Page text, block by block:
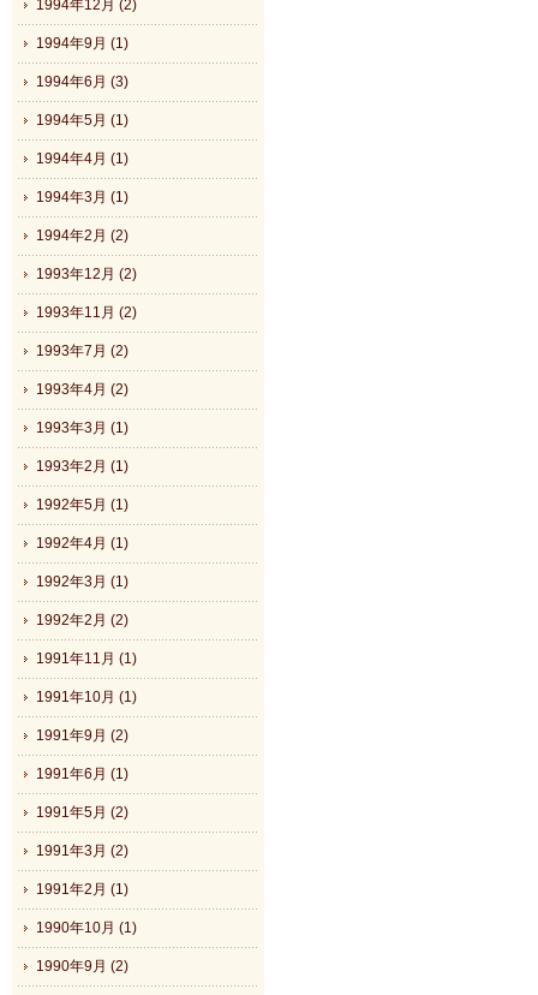
1994年12月 (2)
1994年9月 (1)
1994年6月 (3)
1994年5月 (1)
1994年4月 (1)
1994年3月 (1)
1994年2月 (2)
1993年12月 (2)
1993年11月 (2)
1993年7月 (2)
1993年4月 (2)
1993年3月 (1)
1993年2月 (1)
1992年5月 (1)
1992年4月 (1)
1992年3月 (1)
1992年2月 (2)
1991年11月 (1)
1991年10月 (1)
1991年9月 (2)
1991年6月 (1)
1991年5月 (2)
1991年3月 (2)
1991年2月 (1)
1990年10月 (1)
1990年9月 (2)